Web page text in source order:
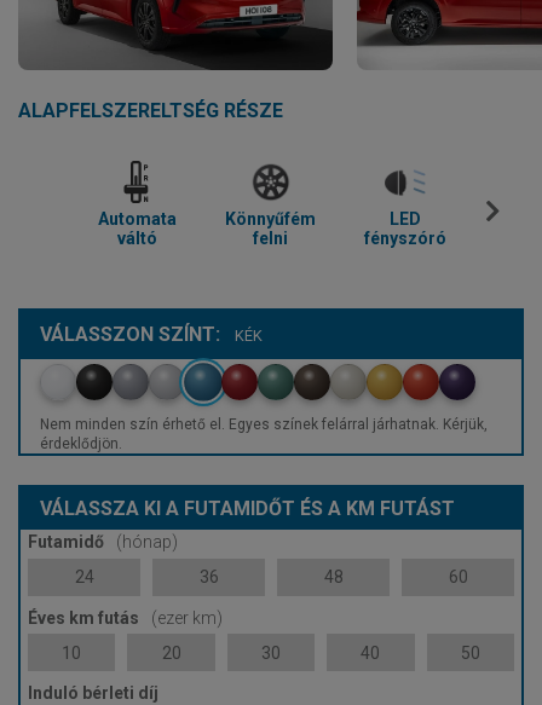
ALAPFELSZERELTSÉG RÉSZE
Automata
váltó
Könnyűfém
felni
LED
fényszóró
VÁLASSZON SZÍNT: KÉK
Nem minden szín érhető el. Egyes színek felárral járhatnak. Kérjük,
érdeklődjön.
VÁLASSZA KI A FUTAMIDŐT ÉS A KM FUTÁST
Futamidő
(hónap)
24
36 48 60
Éves km futás
(ezer km)
10
20 30 40 50
Induló bérleti díj